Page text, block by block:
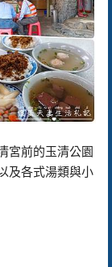
宮前的玉清公園
及各式湯類與小